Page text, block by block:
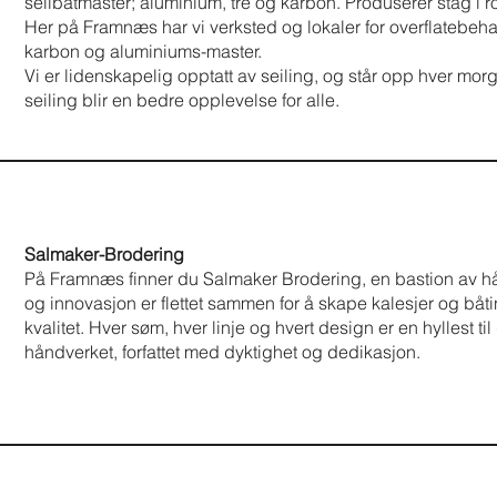
Her på Framnæs har vi verksted og lokaler for
karbon og aluminiums-master.
Vi er lidenskapelig opptatt av seiling, og står opp hver
seiling blir en bedre opplevelse for alle.
Salmaker-Brodering
På Framnæs finner du Salmaker Brodering, en bastion av
og innovasjon er flettet sammen for å skape kalesjer og
kvalitet. Hver søm, hver linje og hvert design er en hyllest
håndverket, forfattet med dyktighet og dedikasjon.